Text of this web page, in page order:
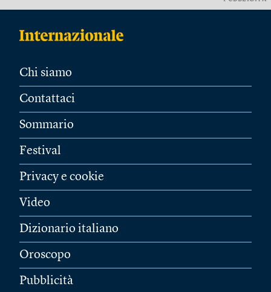
Chi siamo
Contattaci
Sommario
Festival
Privacy e cookie
Video
Dizionario italiano
Oroscopo
Pubblicità